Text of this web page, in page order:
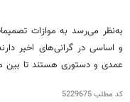
به‌نظر می‌رسد به موازات
و اساسی در گرانی‌های اخیر
عمدی و دستوری هستند تا بین
کد مطلب5229675